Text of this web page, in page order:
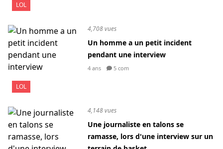
LOL
LOL
4,708 vues
Un homme a un petit incident
pendant une interview
4 ans 5 com
4,148 vues
Une journaliste en talons se
ramasse, lors d'une interview sur un